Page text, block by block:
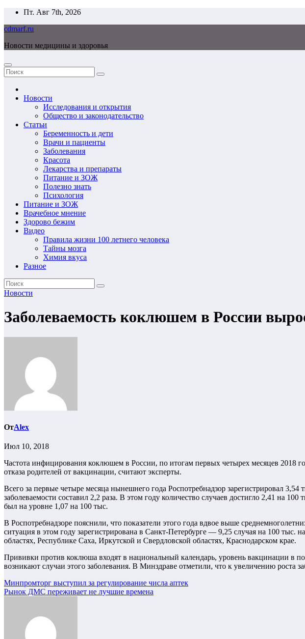
Перейти
содержимому
Пт. Авг 7th, 2026
cdmarf.ru
Новости медицины и здоровья
Новости
Исследования и открытия
Общество и законодательство
Статьи
Беременность и дети
Врачи и пациенты
Заболевания
Красота
Лекарства и препараты
Питание и ЗОЖ
Полезно знать
Психология
Питание и ЗОЖ
Врачебное мнение
Здорово бежим
Видео
Правила жизни 100 летнего человека
Тайны мозга
Химия вкуса
Разное
Новости
Заболеваемость коклюшем в России
ОтAlex
Июл 10, 2018
Частота инфицирования коклюшем в России, по итогам первых четырех месяцев 2018
отказа родителей от вакцинации, считают эксперты.
Всего за первые четыре месяца нынешнего года Роспотребнадзор зарегистрировал
заболеваемости составил 2,2 раза. В этом году количество случаев достигло 2,41 на
был на уровне 1,07 на 100 тыс.
В Роспотребнадзоре пояснили, что показатели этого года вдвое выше
ситуация в этом году зарегистрирована в Санкт-Петербурге — 9,25 случая на 100
областях, Республике Саха, Иркутской и Свердловской областях, Краснодарском крае.
Прививки против коклюша входят в национальный календарь, уровень вакцинации в
возникают случаи этого заболевания. В Минздраве отметили, что к увеличению роста
Навигация
по
Минпромторг выступил за регулирование числа аптек
Рынок ДМС переживает не лучшие времена